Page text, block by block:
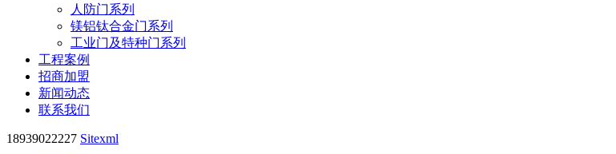
人防门系列
镁铝钛合金门系列
工业门及特种门系列
工程案例
招商加盟
新闻动态
联系我们
18939022227 Sitexml